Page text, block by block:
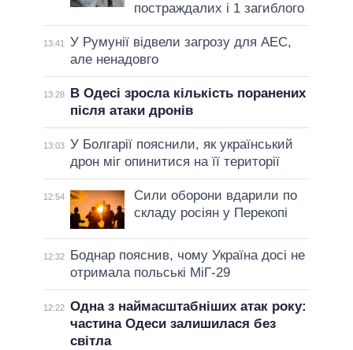
постраждалих і 1 загиблого
13:41
У Румунії відвели загрозу для АЕС,
але ненадовго
13:28
В Одесі зросла кількість поранених
після атаки дронів
13:03 У Болгарії пояснили, як український
дрон міг опинитися на її території
12:54
Сили оборони вдарили по
складу росіян у Перекопі
12:32
Боднар пояснив, чому Україна досі не
отримала польські МіГ-29
12:22 Одна з наймасштабніших атак року:
частина Одеси залишилася без
світла